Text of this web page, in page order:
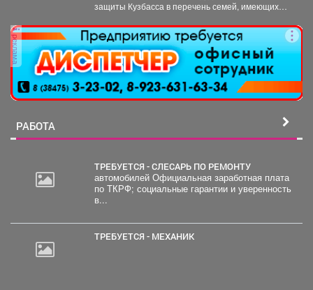
защиты Кузбасса в перечень семей, имеющих
реклама
РАБОТА
ТРЕБУЕТСЯ - СЛЕСАРЬ ПО РЕМОНТУ
автомобилей Официальная заработная плата
по ТКРФ; социальные гарантии и уверенность
в...
ТРЕБУЕТСЯ - МЕХАНИК